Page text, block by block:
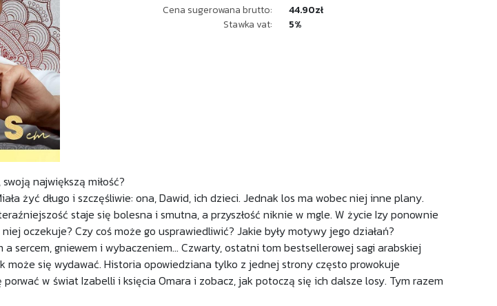
Cena sugerowana brutto:
44.90zł
Stawka vat:
5%
największą miłość?
żyć długo i szczęśliwie: ona, Dawid, ich dzieci. Jednak los ma wobec niej inne plany.
staje się bolesna i smutna, a przyszłość niknie w mgle. W życie Izy ponownie
oczekuje? Czy coś może go usprawiedliwić? Jakie były motywy jego działań?
sercem, gniewem i wybaczeniem... Czwarty, ostatni tom bestsellerowej sagi arabskiej
może się wydawać. Historia opowiedziana tylko z jednej strony często prowokuje
w świat Izabelli i księcia Omara i zobacz, jak potoczą się ich dalsze losy. Tym razem